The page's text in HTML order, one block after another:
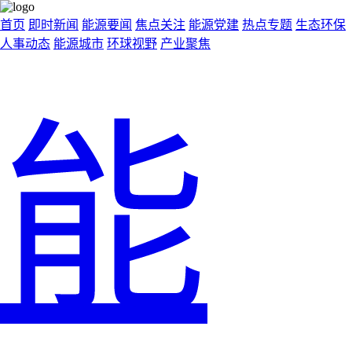
首页 即时新闻 能源要闻 焦点关注 能源党建 热点专题 生态环保
人事动态 能源城市 环球视野 产业聚焦
能